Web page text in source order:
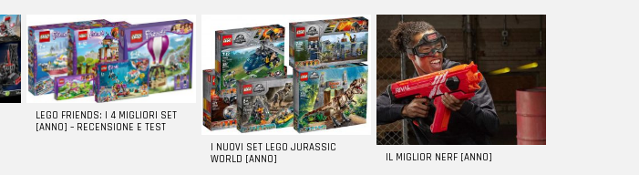
LEGO FRIENDS: I 4 MIGLIORI SET
[ANNO] – RECENSIONE E TEST
I NUOVI SET LEGO JURASSIC
WORLD [ANNO]
IL MIGLIOR NERF [ANNO]